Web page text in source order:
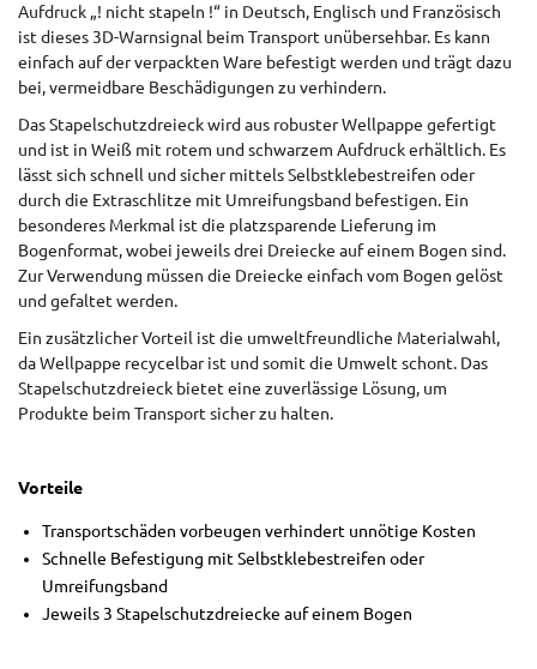
Aufdruck „! nicht stapeln !“ in Deutsch, Englisch und Französisch
ist dieses 3D-Warnsignal beim Transport unübersehbar. Es kann
einfach auf der verpackten Ware befestigt werden und trägt dazu
bei, vermeidbare Beschädigungen zu verhindern.
Das Stapelschutzdreieck wird aus robuster Wellpappe gefertigt
und ist in Weiß mit rotem und schwarzem Aufdruck erhältlich. Es
lässt sich schnell und sicher mittels Selbstklebestreifen oder
durch die Extraschlitze mit Umreifungsband befestigen. Ein
besonderes Merkmal ist die platzsparende Lieferung im
Bogenformat, wobei jeweils drei Dreiecke auf einem Bogen sind.
Zur Verwendung müssen die Dreiecke einfach vom Bogen gelöst
und gefaltet werden.
Ein zusätzlicher Vorteil ist die umweltfreundliche Materialwahl,
da Wellpappe recycelbar ist und somit die Umwelt schont. Das
Stapelschutzdreieck bietet eine zuverlässige Lösung, um
Produkte beim Transport sicher zu halten.
Vorteile
Transportschäden vorbeugen verhindert unnötige Kosten
Schnelle Befestigung mit Selbstklebestreifen oder
Umreifungsband
Jeweils 3 Stapelschutzdreiecke auf einem Bogen